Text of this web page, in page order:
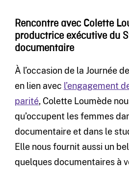
Rencontre avec Colette
productrice exécutive du
documentaire
À l’occasion de la Journée
en lien avec l’engagement
parité, Colette Loumède
qu’occupent les femmes
documentaire et dans le
Elle nous fournit aussi un
quelques documentaires à